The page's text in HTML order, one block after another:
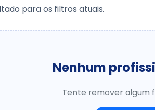
para os filtros atuais.
Nenhum
Tente remover algum